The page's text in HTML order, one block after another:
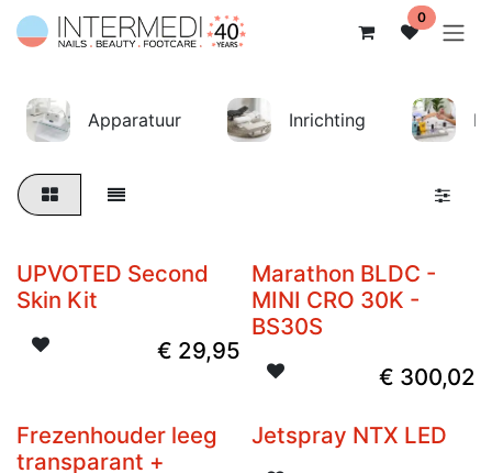
Overslaan naar inhoud 0
Apparatuur Inrichting
Nieuw
UPVOTED Second
Skin Kit
€ 29,95
Marathon BLDC -
MINI CRO 30K -
BS30S
€ 300,02
Frezenhouder leeg
transparant +
Nieuw
Jetspray NTX LED